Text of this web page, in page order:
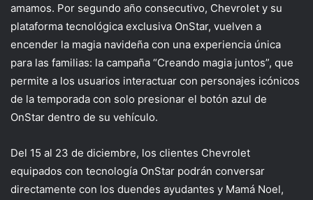
amamos. Por segundo año consecutivo, Chevrolet y su
plataforma tecnológica exclusiva OnStar, vuelven a
encender la magia navideña con una experiencia única
para las familias: la campaña “Creando magia juntos”, que
permite a los usuarios interactuar con personajes icónicos
de la temporada con solo presionar el botón azul de
OnStar dentro de su vehículo.
Del 15 al 23 de diciembre, los clientes Chevrolet
equipados con tecnología OnStar podrán conversar
directamente con los duendes ayudantes y Mamá Noel,